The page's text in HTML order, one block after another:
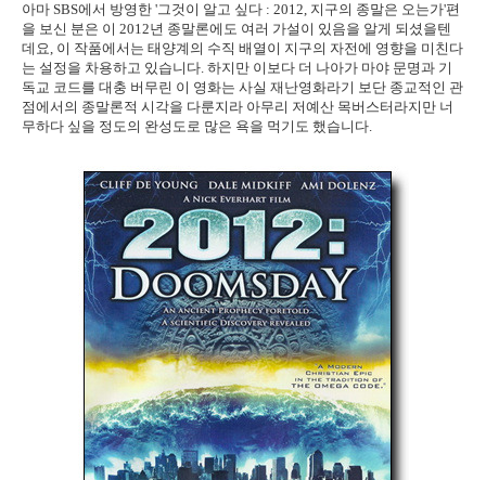
아마 SBS에서 방영한 '그것이 알고 싶다 : 2012, 지구의 종말은 오는가'편
을 보신 분은 이 2012년 종말론에도 여러 가설이 있음을 알게 되셨을텐
데요, 이 작품에서는 태양계의 수직 배열이 지구의 자전에 영향을 미친다
는 설정을 차용하고 있습니다. 하지만 이보다 더 나아가 마야 문명과 기
독교 코드를 대충 버무린 이 영화는 사실 재난영화라기 보단 종교적인 관
점에서의 종말론적 시각을 다룬지라 아무리 저예산 목버스터라지만 너
무하다 싶을 정도의 완성도로 많은 욕을 먹기도 했습니다.